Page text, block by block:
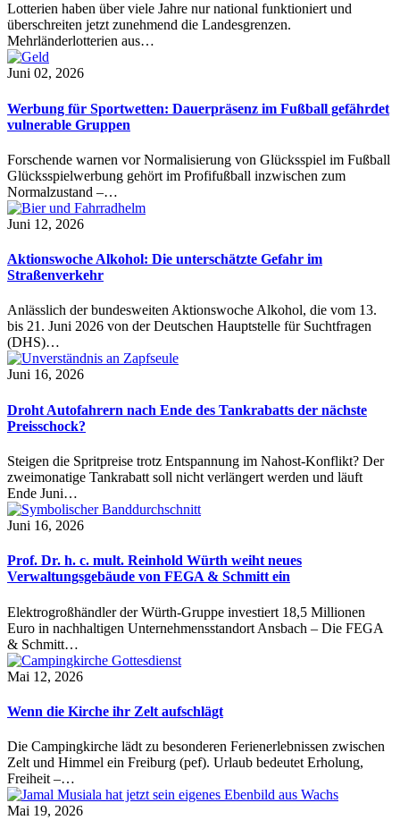
Lotterien haben über viele Jahre nur national funktioniert und
überschreiten jetzt zunehmend die Landesgrenzen.
Mehrländerlotterien aus…
Juni 02, 2026
Werbung für Sportwetten: Dauerpräsenz im Fußball gefährdet
vulnerable Gruppen
Forschende warnen vor Normalisierung von Glücksspiel im Fußball
Glücksspielwerbung gehört im Profifußball inzwischen zum
Normalzustand –…
Juni 12, 2026
Aktionswoche Alkohol: Die unterschätzte Gefahr im
Straßenverkehr
Anlässlich der bundesweiten Aktionswoche Alkohol, die vom 13.
bis 21. Juni 2026 von der Deutschen Hauptstelle für Suchtfragen
(DHS)…
Juni 16, 2026
Droht Autofahrern nach Ende des Tankrabatts der nächste
Preisschock?
Steigen die Spritpreise trotz Entspannung im Nahost-Konflikt? Der
zweimonatige Tankrabatt soll nicht verlängert werden und läuft
Ende Juni…
Juni 16, 2026
Prof. Dr. h. c. mult. Reinhold Würth weiht neues
Verwaltungsgebäude von FEGA & Schmitt ein
Elektrogroßhändler der Würth-Gruppe investiert 18,5 Millionen
Euro in nachhaltigen Unternehmensstandort Ansbach – Die FEGA
& Schmitt…
Mai 12, 2026
Wenn die Kirche ihr Zelt aufschlägt
Die Campingkirche lädt zu besonderen Ferienerlebnissen zwischen
Zelt und Himmel ein Freiburg (pef). Urlaub bedeutet Erholung,
Freiheit –…
Mai 19, 2026